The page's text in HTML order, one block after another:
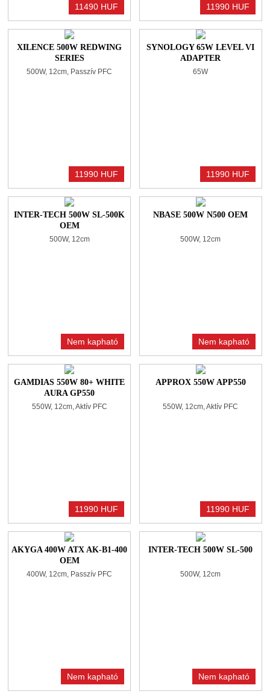
11490 HUF 11990 HUF
XILENCE 500W REDWING
SERIES
500W, 12cm, Passzív PFC
11990 HUF
SYNOLOGY 65W LEVEL VI
ADAPTER
65W
11990 HUF
INTER-TECH 500W SL-500K
OEM
500W, 12cm
Nem kapható
NBASE 500W N500 OEM
500W, 12cm
Nem kapható
GAMDIAS 550W 80+ WHITE
AURA GP550
550W, 12cm, Aktív PFC
11990 HUF
APPROX 550W APP550
550W, 12cm, Aktív PFC
11990 HUF
AKYGA 400W ATX AK-B1-400
OEM
400W, 12cm, Passzív PFC
Nem kapható
INTER-TECH 500W SL-500
500W, 12cm
Nem kapható